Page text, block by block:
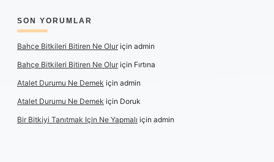
SON YORUMLAR
Bahçe Bitkileri Bitiren Ne Oluriçin admin
Bahçe Bitkileri Bitiren Ne Oluriçin Fırtına
Atalet Durumu Ne Demek için admin
Atalet Durumu Ne Demek için Doruk
Bir Bitkiyi Tanıtmak Için Ne Yapmalı için admin